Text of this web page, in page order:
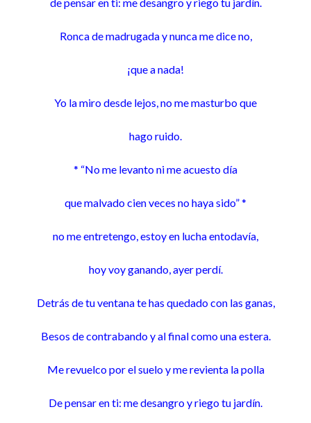
Ronca de madrugada y nunca me dice no,
¡que a nada!
Yo la miro desde lejos, no me masturbo que
hago ruido.
* “No me levanto ni me acuesto día
que malvado cien veces no haya sido” *
no me entretengo, estoy en lucha entodavía,
hoy voy ganando, ayer perdí.
Detrás de tu ventana te has quedado con las ganas,
Besos de contrabando y al final como una estera.
Me revuelco por el suelo y me revienta la polla
De pensar en ti: me desangro y riego tu jardín.